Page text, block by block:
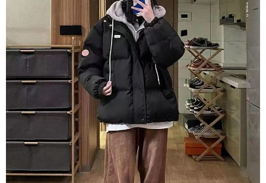
１．簡單：不需註冊會員、不需綁卡、不需儲值。
２．便利：只要手機號碼，簡訊認證，即可結帳。
３．安心：先確認商品／服務後，再付款。
【「AFTEE先享後付」結帳流程】
１．於結帳方式選擇「AFTEE先享後付」後，將跳轉至「AFTEE先享後付」
結帳頁面，進行簡訊認證並確認金額後，即可完成結帳。
２．訂單成立數日內，您將收到繳費通知簡訊。
３．收到繳費通知簡訊後14天內，點擊此簡訊中的連結，可透過四大超商／
ATM／網路銀行／等多元方式進行付款，方視為交易完成。
※ 請注意：結帳手續完成當下不需立刻繳費，但若您需要取消訂單，請聯絡
購買商品的店家。未經商家同意取消之訂單仍視為有效，需透過AFTEE先享
後付繳納相關費用。
※ 交易是否成功請以「AFTEE先享後付 」之結帳頁面顯示為準，若有關於
是否繳費成功／繳費後需取消欲退款等相關疑問，請聯繫「AFTEE先享後付
客戶支援中心」https://netprotections.freshdesk.com/support/home
運送方式
全家取貨付款
每筆NT$79，滿NT$599(含以上)免運費
付款後全家取貨
每筆NT$79，滿NT$599(含以上)免運費
7-11取貨付款
每筆NT$79，滿NT$1,000(含以上)免運費
付款後7-11取貨
每筆NT$79，滿NT$1,000(含以上)免運費
貼心加大碼/假兩件拼接設計